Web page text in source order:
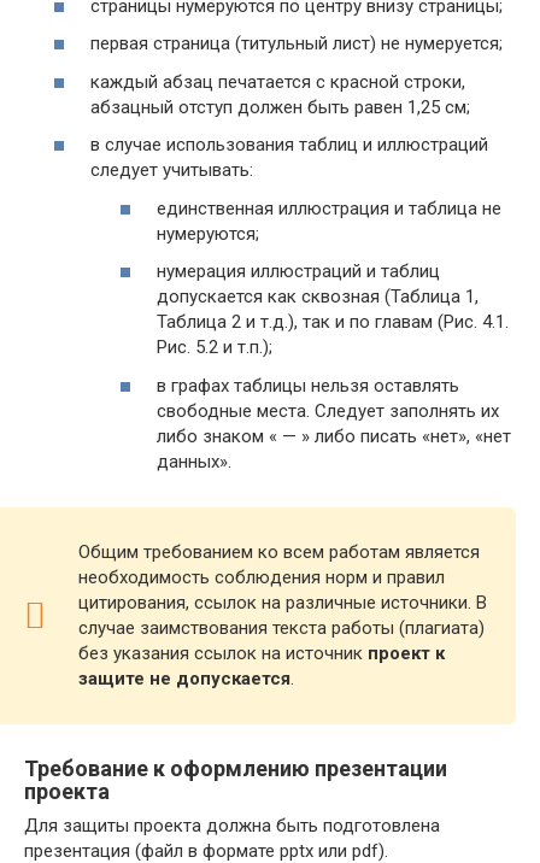
страницы нумеруются по центру внизу страницы;
первая страница (титульный лист) не нумеруется;
каждый абзац печатается с красной строки,
абзацный отступ должен быть равен 1,25 см;
в случае использования таблиц и иллюстраций
следует учитывать:
единственная иллюстрация и таблица не
нумеруются;
нумерация иллюстраций и таблиц
допускается как сквозная (Таблица 1,
Таблица 2 и т.д.), так и по главам (Рис. 4.1.
Рис. 5.2 и т.п.);
в графах таблицы нельзя оставлять
свободные места. Следует заполнять их
либо знаком « — » либо писать «нет», «нет
данных».
Общим требованием ко всем работам является
необходимость соблюдения норм и правил
цитирования, ссылок на различные источники. В
случае заимствования текста работы (плагиата)
без указания ссылок на источник проект к
защите не допускается.
Требование к оформлению презентации
проекта
Для защиты проекта должна быть подготовлена
презентация (файл в формате pptx или pdf).